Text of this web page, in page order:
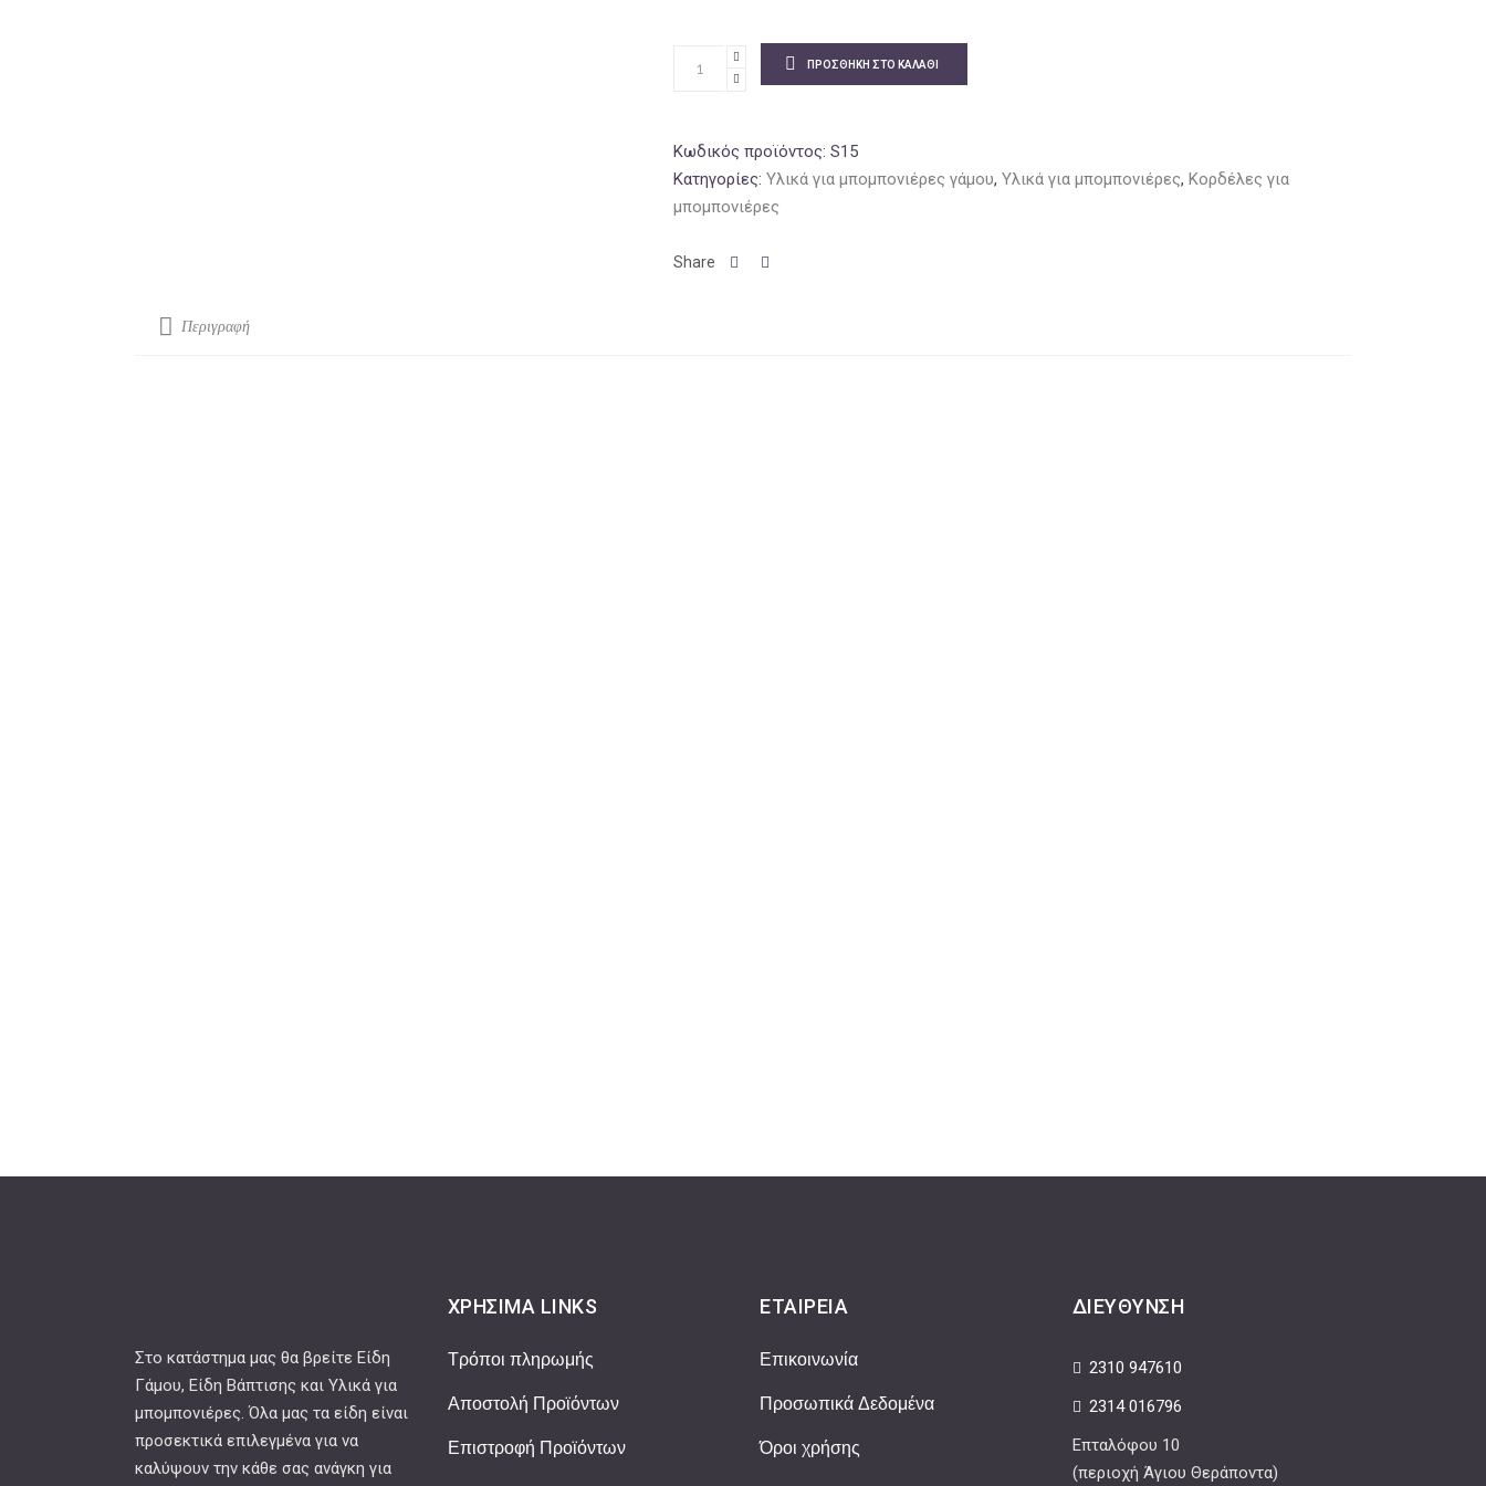
ΠΡΟΣΘΉΚΗ ΣΤΟ ΚΑΛΆΘΙ
Κωδικός προϊόντος: S15
Κατηγορίες: Υλικά για μπομπονιέρες γάμου, Υλικά για μπομπονιέρες, Κορδέλες για
μπομπονιέρες
Περιγραφή
Στο κατάστημα μας θα βρείτε Είδη
Γάμου, Είδη Βάπτισης και Υλικά για
μπομπονιέρες. Όλα μας τα είδη είναι
προσεκτικά επιλεγμένα για να
καλύψουν την κάθε σας ανάγκη για
ΧΡΉΣΙΜΑ LINKS
Τρόποι πληρωμής
Αποστολή Προϊόντων
Επιστροφή Προϊόντων
ΕΤΑΙΡΕΊΑ
Επικοινωνία
Προσωπικά Δεδομένα
Όροι χρήσης
ΔΙΕΎΘΥΝΣΗ
2310 947610
2314 016796
Επταλόφου 10
(περιοχή Άγιου Θεράποντα)